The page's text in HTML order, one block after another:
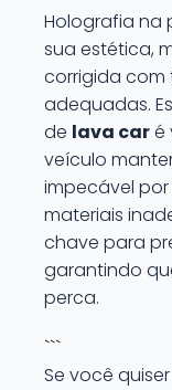
Holografia na
sua estética,
corrigida com
adequadas.
de lava caré
veículo
impecável por
materiais
chave para
garantindo
perca.
```
Se você